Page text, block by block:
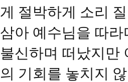
게 절박하게 소리
삼아 예수님을 따
불신하며 떠났지만
의 기회를 놓치지